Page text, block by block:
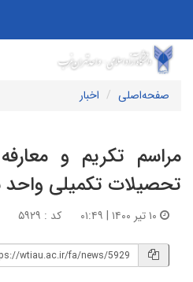
صفحه‌اصلی
اخبار
تکریم و معارفه
تکمیلی واحد
کد : ۵۹۲۹